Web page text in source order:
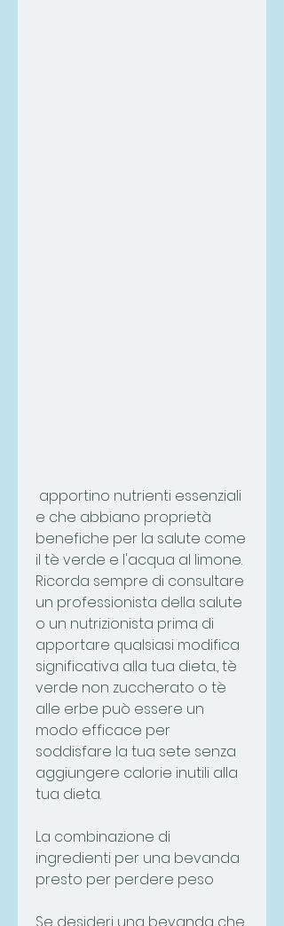
e che abbiano proprietà
benefiche per la salute come
il tè verde e l'acqua al limone.
Ricorda sempre di consultare
un professionista della salute
o un nutrizionista prima di
apportare qualsiasi modifica
significativa alla tua dieta., tè
verde non zuccherato o tè
alle erbe può essere un
modo efficace per
soddisfare la tua sete senza
aggiungere calorie inutili alla
tua dieta.
La combinazione di
ingredienti per una bevanda
presto per perdere peso